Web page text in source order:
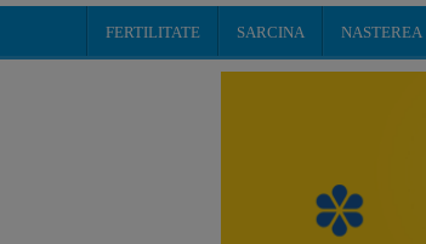
FERTILITATE SARCINA NASTEREA